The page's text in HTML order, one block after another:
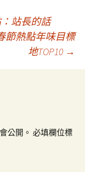
：站長的話
節熱點年味目標
地TOP10 →
公開。 必填欄位標